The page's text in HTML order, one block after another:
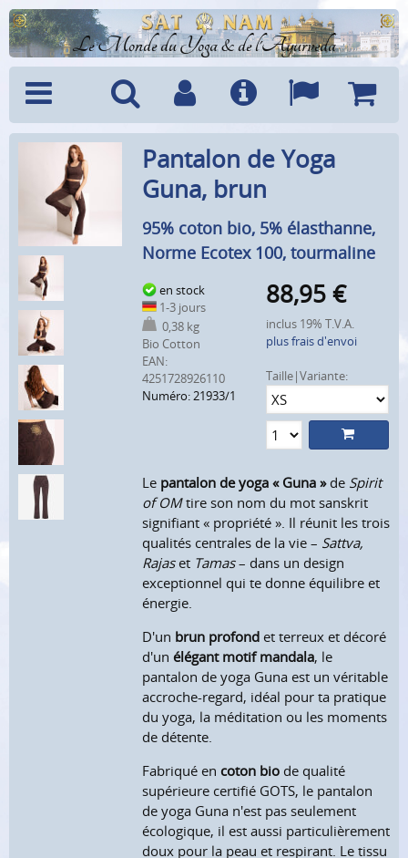
Le Monde du Yoga & de l'Ayurveda
Menu Recherche
CompteInfo LanguesPanier
Pantalon de Yoga
Guna, brun
95% coton bio, 5% élasthanne,
Norme Ecotex 100, tourmaline
en stock
1-3 jours
0,38 kg
Bio Cotton
EAN:
4251728926110
Numéro: 21933/1
88,95 €
inclus 19% T.V.A.
plus frais d'envoi
Taille|Variante:
Le pantalon de yoga « Guna »de Spirit
of OMtire son nom du mot sanskrit
signifiant « propriété ». Il réunit les trois
qualités centrales de la vie – Sattva,
Rajaset Tamas– dans un design
exceptionnel qui te donne équilibre et
énergie.
D'un brun profond et terreux et décoré
d'unélégant motif mandala, le
pantalon de yoga Guna est un véritable
accroche-regard, idéal pour ta pratique
du yoga, la méditation ou les moments
de détente.
Fabriqué encoton bio de qualité
supérieure certifié GOTS, le pantalon
de yoga Guna n'est pas seulement
écologique, il est aussi particulièrement
doux pour la peau et respirant. Le tissu